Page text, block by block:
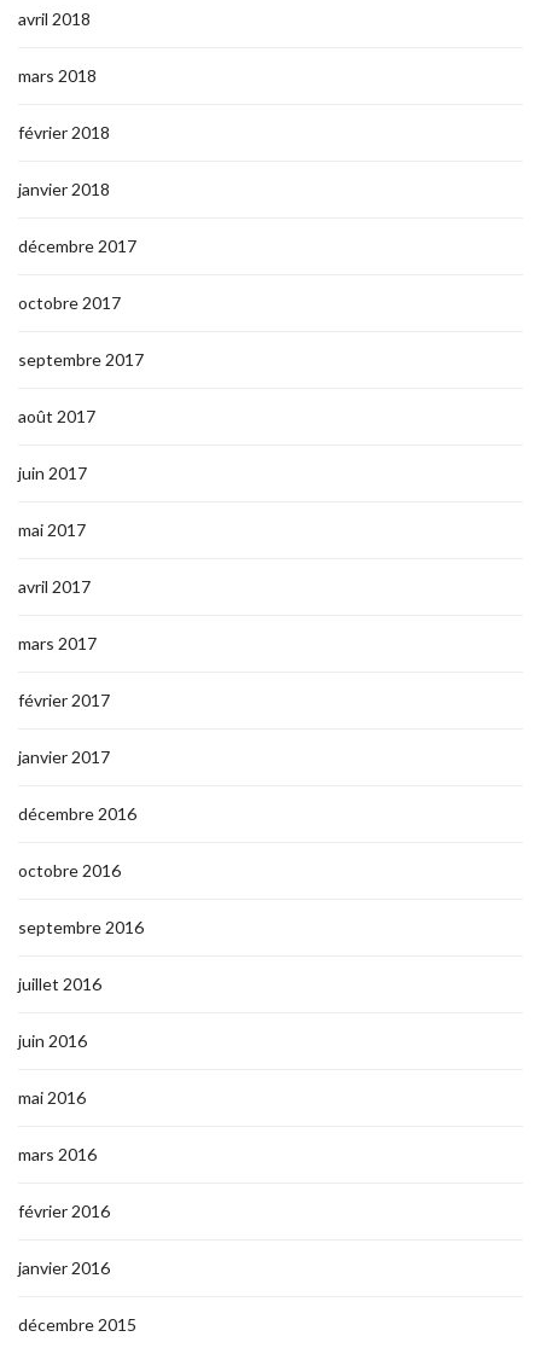
avril 2018
mars 2018
février 2018
janvier 2018
décembre 2017
octobre 2017
septembre 2017
août 2017
juin 2017
mai 2017
avril 2017
mars 2017
février 2017
janvier 2017
décembre 2016
octobre 2016
septembre 2016
juillet 2016
juin 2016
mai 2016
mars 2016
février 2016
janvier 2016
décembre 2015